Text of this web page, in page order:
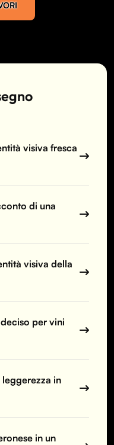
visiva fresca
di una
visiva della
per vini
leggerezza in
in un